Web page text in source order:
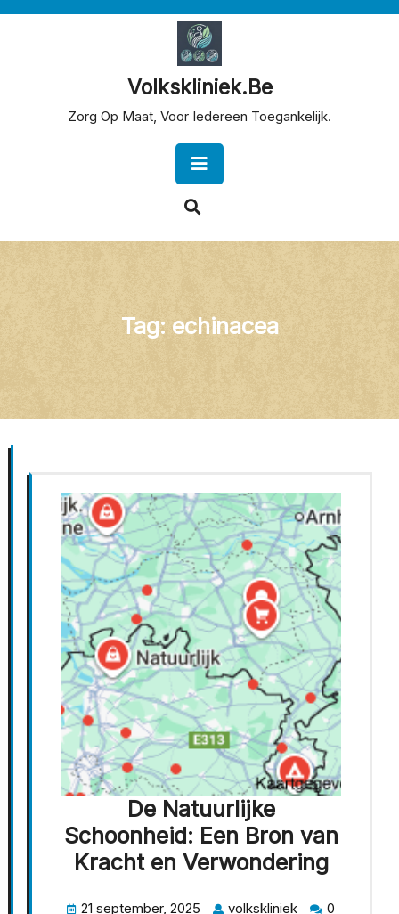
Volkskliniek.be
Zorg Op Maat, Voor Iedereen Toegankelijk.
Button
Tag: echinacea
De Natuurlijke
Schoonheid: Een Bron van
Kracht en Verwondering
21 september, 2025 volkskliniek
0